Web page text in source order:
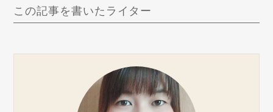
この記事を書いたライター